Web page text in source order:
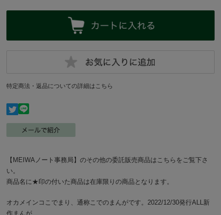
特定商法・返品についての詳細はこちら
【MEIWAノート事務局】のその他の委託販売商品はこちらをご覧下さ
い。
商品名に★印の付いた商品は在庫限りの商品となります。
オカメインコこでまり、通称こでのまんがです。2022/12/30発行ALL新
作まんが